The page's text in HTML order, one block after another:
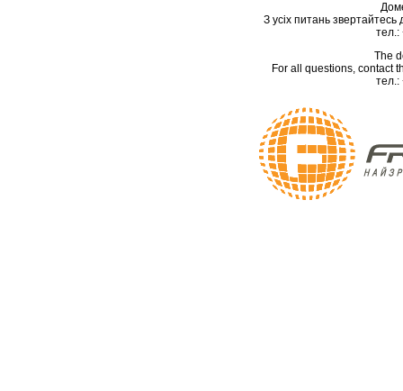
З усіх питань звертайтесь
тел.:
The
For all questions, contact
тел.: